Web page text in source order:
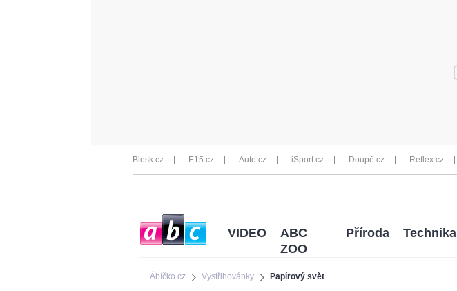
Blesk.cz E15.cz Auto.cz iSport.cz Doupě.cz Reflex.cz
Ábíčko.cz Vystřihovánky Papírový svět
VIDEO
ABC
ZOO
Příroda Technika